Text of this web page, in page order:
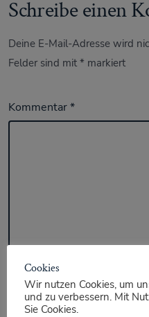
Schreibe einen
Deine E-Mail-Adresse wird
Felder sind mit* markiert
Kommentar*
Cookies
Wir nutzen Cookies, um
und zu verbessern. Mit
Sie Cookies.